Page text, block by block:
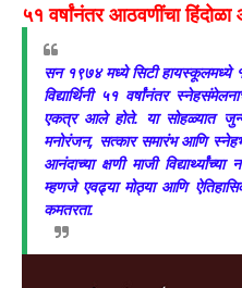
​५१ वर्षांनंतर आठवणींचा
​सन १९७४ मध्ये सिटी हायस्कूलमध्ये
विद्यार्थिनी ५१ वर्षांनंतर
एकत्र आले होते. या सोहळ्यात
मनोरंजन, सत्कार समारंभ आणि
आनंदाच्या क्षणी माजी
म्हणजे एवढ्या मोठ्या आणि
कमतरता.